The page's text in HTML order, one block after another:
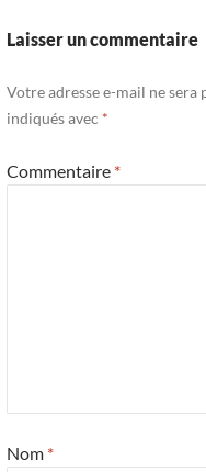
Laisser un commentaire
Votre adresse e-mail ne sera
indiqués avec *
Commentaire *
Nom *